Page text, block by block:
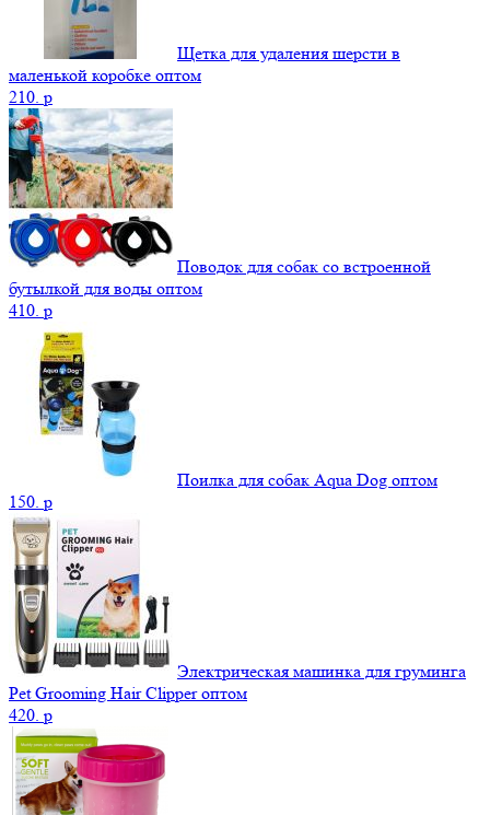
Щетка для удаления шерсти в
маленькой коробке оптом
210. p
Поводок для собак со встроенной
бутылкой для воды оптом
410. p
Поилка для собак Aqua Dog оптом
150. p
Электрическая машинка для груминга
Pet Grooming Hair Clipper оптом
420. p